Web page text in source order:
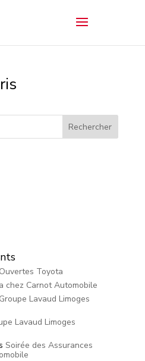
Toyota
chez Carnot Automobile
Groupe Lavaud Limoges
Lavaud Limoges
Soirée des Assurances